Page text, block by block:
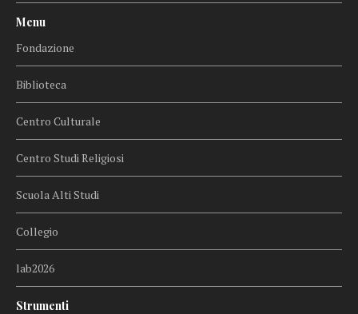
Menu
Fondazione
Biblioteca
Centro Culturale
Centro Studi Religiosi
Scuola Alti Studi
Collegio
lab2026
Strumenti